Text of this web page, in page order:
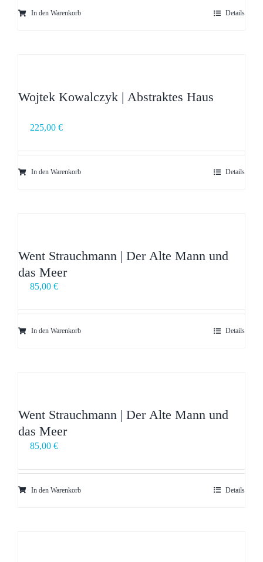
In den Warenkorb Details
Wojtek Kowalczyk | Abstraktes Haus
225,00 €
In den Warenkorb Details
Went Strauchmann | Der Alte Mann und
das Meer
85,00 €
In den Warenkorb Details
Went Strauchmann | Der Alte Mann und
das Meer
85,00 €
In den Warenkorb Details